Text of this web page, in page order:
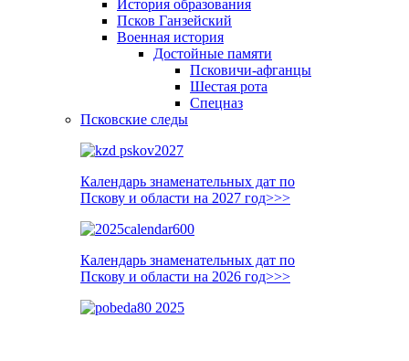
История образования
Псков Ганзейский
Военная история
Достойные памяти
Псковичи-афганцы
Шестая рота
Спецназ
Псковские следы
Календарь знаменательных дат по
Пскову и области на 2027 год>>>
Календарь знаменательных дат по
Пскову и области на 2026 год>>>